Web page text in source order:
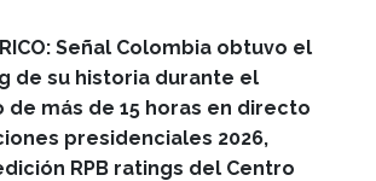
Señal Colombia obtuvo el
de su historia durante el
más de 15 horas en directo
presidenciales 2026,
RPB ratings del Centro